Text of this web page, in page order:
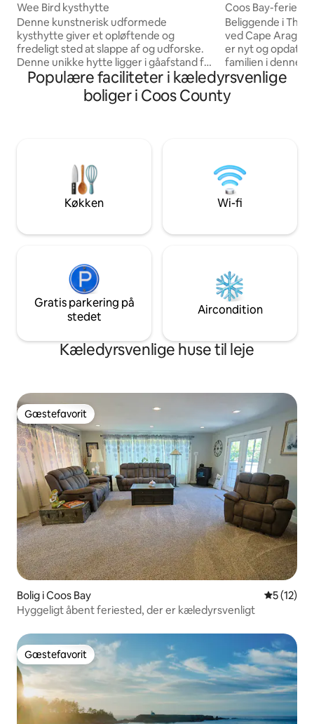
Wee Bird kysthytte
Denne kunstnerisk udformede
kysthytte giver et opløftende og
fredeligt sted at slappe af og udforske.
Denne unikke hytte ligger i gåafstand fra
smukke strande, det lokale kooperativ
og flere restauranter og barer. Den er
det perfekte smuttested for dem, der
kan nyde et stykke kunstnerisk paradis
langs den sydlige kyst i Oregon. Kæledyr
Coos Bay-ferie,
golf, klitter.
Beliggende i
ved Cape Arago
er nyt og
familien i denne
tilbyder tv i alle
højhastigheds-
Masser af
mindre end 20
verdensberømte
Resort kun en
Populære faciliteter i kæledyrsvenlige
boliger i Coos County
Køkken Wi-fi
Gratis parkering på
stedet
Aircondition
Kæledyrsvenlige huse til leje
Gæstefavorit
Gæstefavorit
Bolig i Coos Bay 5 ud af 5
5 (12)
Hyggeligt åbent feriested, der er kæledyrsvenligt
Gæstefavorit
Gæstefavorit